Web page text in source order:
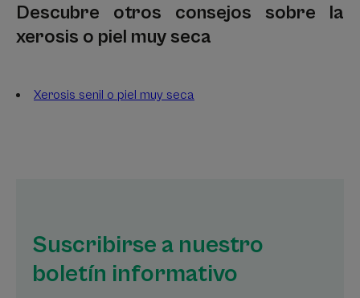
Descubre otros consejos sobre la
xerosis o piel muy seca
Xerosis senil o piel muy seca
Suscribirse a nuestro
boletín informativo